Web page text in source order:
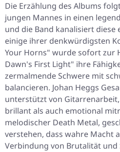
Die Erzählung des Albums
jungen Mannes in einen
und die Band kanalisiert diese
einige ihrer denkwürdigsten
Your Horns" wurde sofort zur
Dawn's First Light" ihre
zermalmende Schwere mit
balancieren. Johan Heggs
unterstützt von
brillant als auch emotional
melodischer Death Metal,
verstehen, dass wahre Macht
Verbindung von Brutalität und